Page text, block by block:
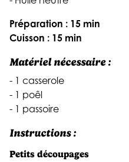
Préparation : 15 min
Cuisson : 15 min
Matériel nécessaire :
- 1 casserole
- 1 poêl
- 1 passoire
Instructions :
Petits découpages